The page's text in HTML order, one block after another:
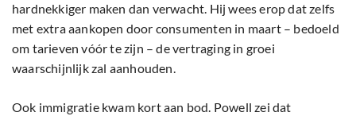
hardnekkiger maken dan verwacht. Hij wees erop dat zelfs
met extra aankopen door consumenten in maart – bedoeld
om tarieven vóór te zijn – de vertraging in groei
waarschijnlijk zal aanhouden.
Ook immigratie kwam kort aan bod. Powell zei dat